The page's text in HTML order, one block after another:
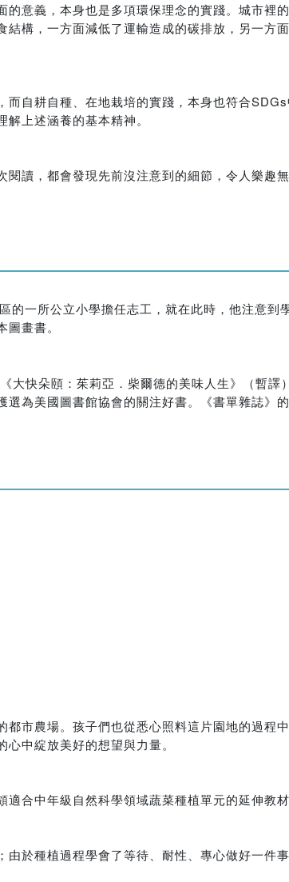
意義，本身也是多項環保理念的實踐。城市裡
構，一方面減低了運輸造成的碳排放，另一方
自耕自種、在地栽培的實踐，本身也符合SDGs
上述涵養的基本精神。
讀，都會發現先前沒注意到的細節，令人樂趣
一所公立小學擔任志工，就在此時，他注意到
畫書。
快朵頤：茱莉亞．柴爾德的美味人生》（暫譯
為美國圖書館協會的關注好書。《書單雜誌》
市農場。孩子們也從悉心照料這片園地的過程
中綻放美好的想望與力量。
合中年級自然科學領域蔬菜種植單元的延伸教材
於種植過程學會了等待、耐性、專心做好一件